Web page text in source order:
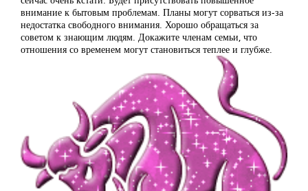
внимание к бытовым проблемам. Планы могут сорваться из-за
недостатка свободного внимания. Хорошо обращаться за
советом к знающим людям. Докажите членам семьи, что
отношения со временем могут становиться теплее и глубже.